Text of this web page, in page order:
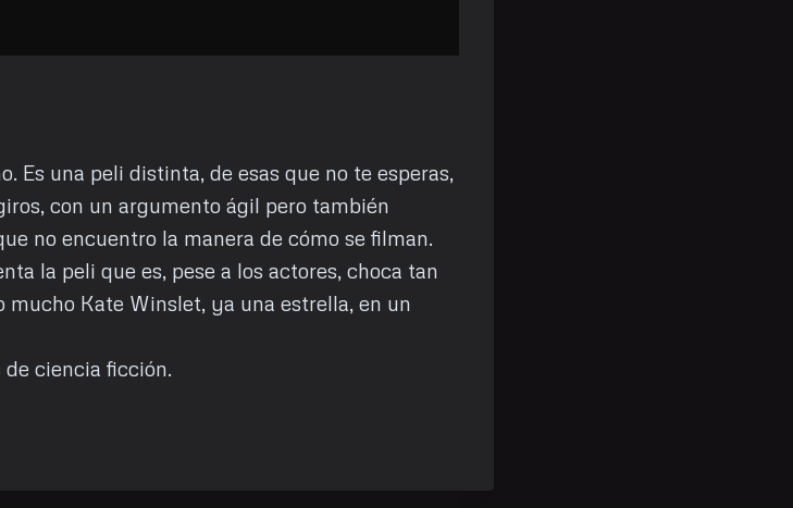
Es una peli distinta, de esas que no te esperas,
con un argumento ágil pero también
no encuentro la manera de cómo se filman.
la peli que es, pese a los actores, choca tan
Kate Winslet, ya una estrella, en un
ciencia ficción.